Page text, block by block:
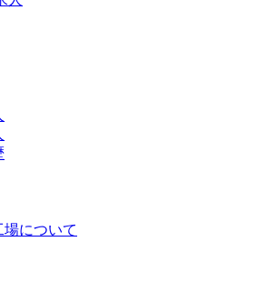
場について